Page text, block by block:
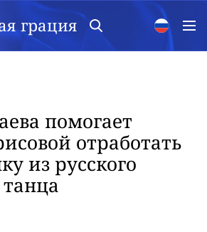
грация
помогает
отработать
из русского